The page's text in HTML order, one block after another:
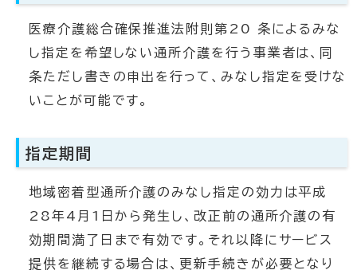
医療介護総合確保推進法附則第20 条によるみな
し指定を希望しない通所介護を行う事業者は、同
条ただし書きの申出を行って、みなし指定を受けな
いことが可能です。
指定期間
地域密着型通所介護のみなし指定の効力は平成
28年4月1日から発生し、改正前の通所介護の有
効期間満了日まで有効です。それ以降にサービス
提供を継続する場合は、更新手続きが必要となり